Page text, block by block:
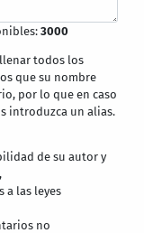
3000
todos los
que su nombre
por lo que en caso
introduzca un alias.
de su autor y
a las leyes
no